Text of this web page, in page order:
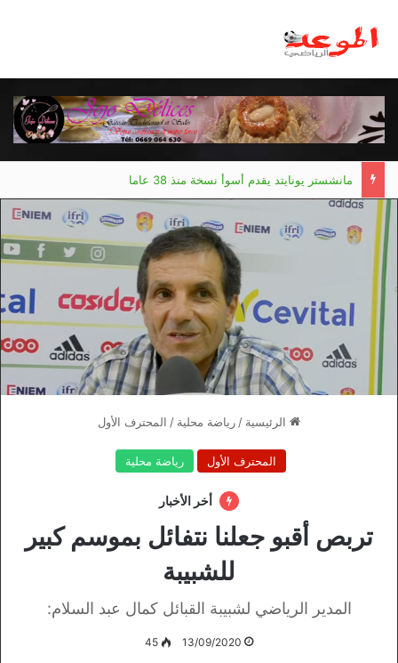
مانشستر يونايتد يقدم أسوأ نسخة منذ 38 عاما
الرئيسية / رياضة محلية / المحترف الأول
المحترف الأول رياضة محلية
أخر الأخبار
تربص أقبو جعلنا نتفائل بموسم كبير
للشبيبة
المدير الرياضي لشبيبة القبائل كمال عبد السلام:
13/09/2020
45